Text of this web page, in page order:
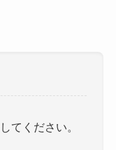
してください。